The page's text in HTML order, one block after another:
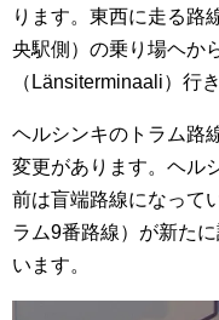
ります。東西に走る路
央駅側）の乗り場ヘか
（Länsiterminaali）行
ヘルシンキのトラム路
変更があります。ヘル
前は盲端路線になって
ラム9番路線）が新た
います。